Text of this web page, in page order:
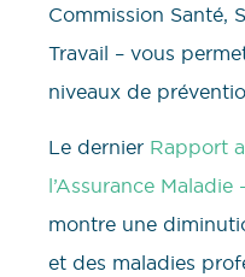
Commission Santé,
Travail – vous
niveaux de
Le dernier Rapport
l’Assurance
montre une
et des maladies